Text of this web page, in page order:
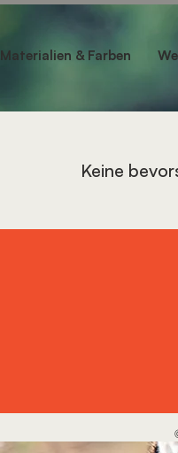
Materialien & Farben
Keine